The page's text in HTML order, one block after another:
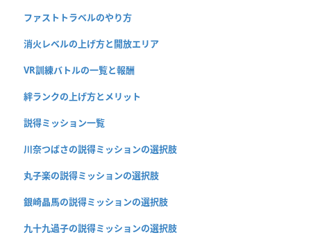
ファストトラベルのやり方
消火レベルの上げ方と開放エリア
VR訓練バトルの一覧と報酬
絆ランクの上げ方とメリット
説得ミッション一覧
川奈つばさの説得ミッションの選択肢
丸子楽の説得ミッションの選択肢
銀崎晶馬の説得ミッションの選択肢
九十九過子の説得ミッションの選択肢